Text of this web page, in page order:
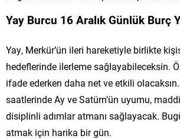
Yay Burcu 16 Aralık Günlük Burç
Yay, Merkür’ün ileri hareketiyle birlikte
hedeflerinde ilerleme sağlayabileceksin.
ifade ederken daha net ve etkili
saatlerinde Ay ve Satürn’ün uyumu,
disiplinli adımlar atmanı sağlayacak.
atmak için harika bir gün.